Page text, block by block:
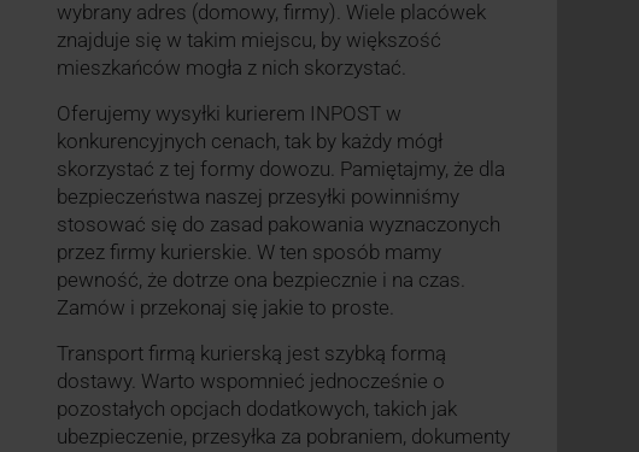
wybrany adres (domowy, firmy). Wiele placówek
znajduje się w takim miejscu, by większość
mieszkańców mogła z nich skorzystać.
Oferujemy wysyłki kurierem INPOST w
konkurencyjnych cenach, tak by każdy mógł
skorzystać z tej formy dowozu. Pamiętajmy, że dla
bezpieczeństwa naszej przesyłki powinniśmy
stosować się do zasad pakowania wyznaczonych
przez firmy kurierskie. W ten sposób mamy
pewność, że dotrze ona bezpiecznie i na czas.
Zamów i przekonaj się jakie to proste.
Transport firmą kurierską jest szybką formą
dostawy. Warto wspomnieć jednocześnie o
pozostałych opcjach dodatkowych, takich jak
ubezpieczenie, przesyłka za pobraniem, dokumenty